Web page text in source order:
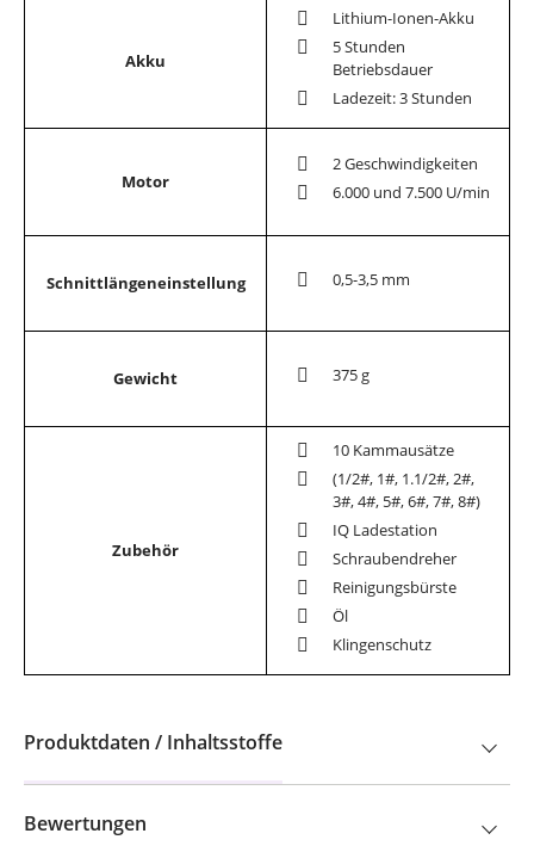
Akku
Lithium-Ionen-Akku
5 Stunden
Betriebsdauer
Ladezeit: 3 Stunden
Motor
2 Geschwindigkeiten
6.000 und 7.500 U/min
Schnittlängeneinstellung 0,5-3,5 mm
Gewicht 375 g
Zubehör
10 Kammausätze
(1/2#, 1#, 1.1/2#, 2#,
3#, 4#, 5#, 6#, 7#, 8#)
IQ Ladestation
Schraubendreher
Reinigungsbürste
Öl
Klingenschutz
Produktdaten / Inhaltsstoffe
Bewertungen